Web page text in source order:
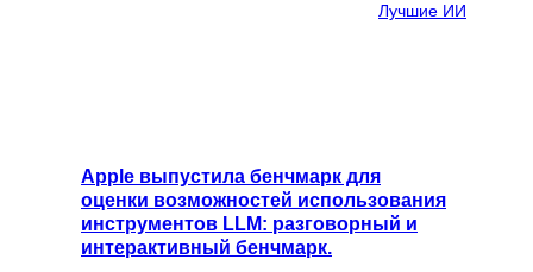
Лучшие ИИ
Apple выпустила бенчмарк для
оценки возможностей использования
инструментов LLM: разговорный и
интерактивный бенчмарк.